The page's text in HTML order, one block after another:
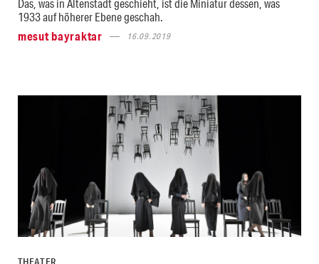
Das, was in Altenstadt geschieht, ist die Miniatur dessen, was
1933 auf höherer Ebene geschah.
mesut bayraktar
16.09.2019